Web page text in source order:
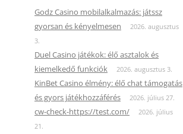
Godz Casino mobilalkalmazás: játssz
gyorsan és kényelmesen
2026. augusztus
3.
Duel Casino játékok: élő asztalok és
kiemelkedő funkciók
2026. augusztus 3.
KinBet Casino élmény: élő chat támogatás
és gyors játékhozzáférés
2026. július 27.
cw-check-https://test.com/
2026. július
21.